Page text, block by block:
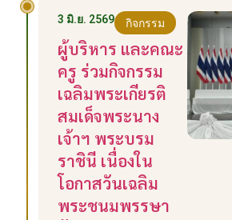
3 มิ.ย. 2569 กิจกรรม
ผู้บริหาร และคณะ
ครู ร่วมกิจกรรม
เฉลิมพระเกียรติ
สมเด็จพระนาง
เจ้าฯ พระบรม
ราชินี เนื่องใน
โอกาสวันเฉลิม
พระชนมพรรษา